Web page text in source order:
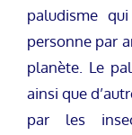
paludisme
personne par
planète. Le
ainsi que
par les